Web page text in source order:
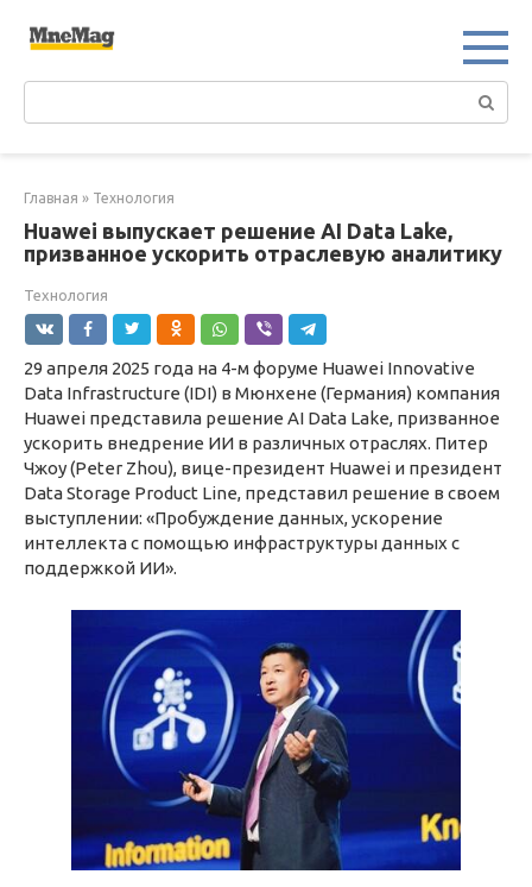
Главная » Технология
Huawei выпускает решение AI Data Lake,
призванное ускорить отраслевую аналитику
Технология
29 апреля 2025 года на 4-м форуме Huawei Innovative
Data Infrastructure (IDI) в Мюнхене (Германия) компания
Huawei представила решение AI Data Lake, призванное
ускорить внедрение ИИ в различных отраслях. Питер
Чжоу (Peter Zhou), вице-президент Huawei и президент
Data Storage Product Line, представил решение в своем
выступлении: «Пробуждение данных, ускорение
интеллекта с помощью инфраструктуры данных с
поддержкой ИИ».